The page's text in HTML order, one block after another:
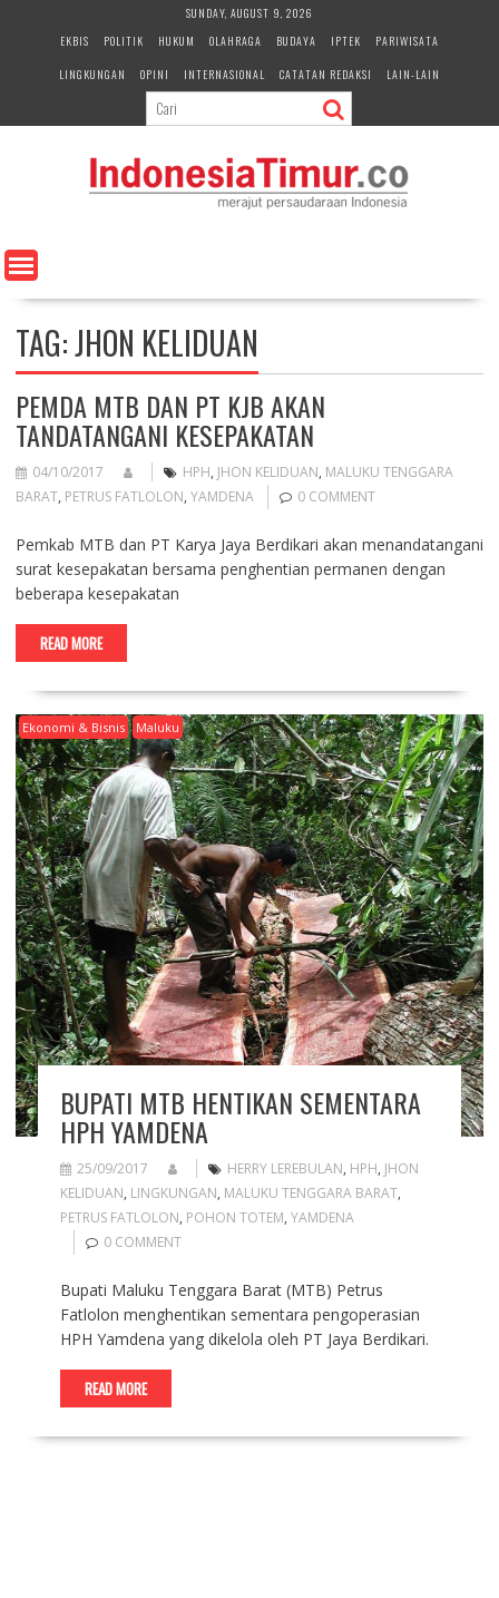
e
n
SUNDAY, AUGUST 9, 2026
EKBIS
POLITIK HUKUM OLAHRAGA BUDAYA IPTEK
PARIWISATA
LINGKUNGAN
OPINI INTERNASIONAL CATATAN REDAKSI LAIN-LAIN
TAG:JHON KELIDUAN
PEMDA MTB DAN PT KJB AKAN
TANDATANGANI KESEPAKATAN
04/10/2017 HPH, JHON KELIDUAN, MALUKU TENGGARA
BARAT, PETRUS FATLOLON, YAMDENA 0 COMMENT
Pemkab MTB dan PT Karya Jaya Berdikari akan menandatangani
surat kesepakatan bersama penghentian permanen dengan
beberapa kesepakatan
READ MORE
Ekonomi & Bisnis Maluku
BUPATI MTB HENTIKAN SEMENTARA
HPH YAMDENA
25/09/2017 HERRY LEREBULAN, HPH, JHON
KELIDUAN, LINGKUNGAN, MALUKU TENGGARA BARAT,
PETRUS FATLOLON, POHON TOTEM, YAMDENA
0 COMMENT
Bupati Maluku Tenggara Barat (MTB) Petrus
Fatlolon menghentikan sementara pengoperasian
HPH Yamdena yang dikelola oleh PT Jaya Berdikari.
READ MORE